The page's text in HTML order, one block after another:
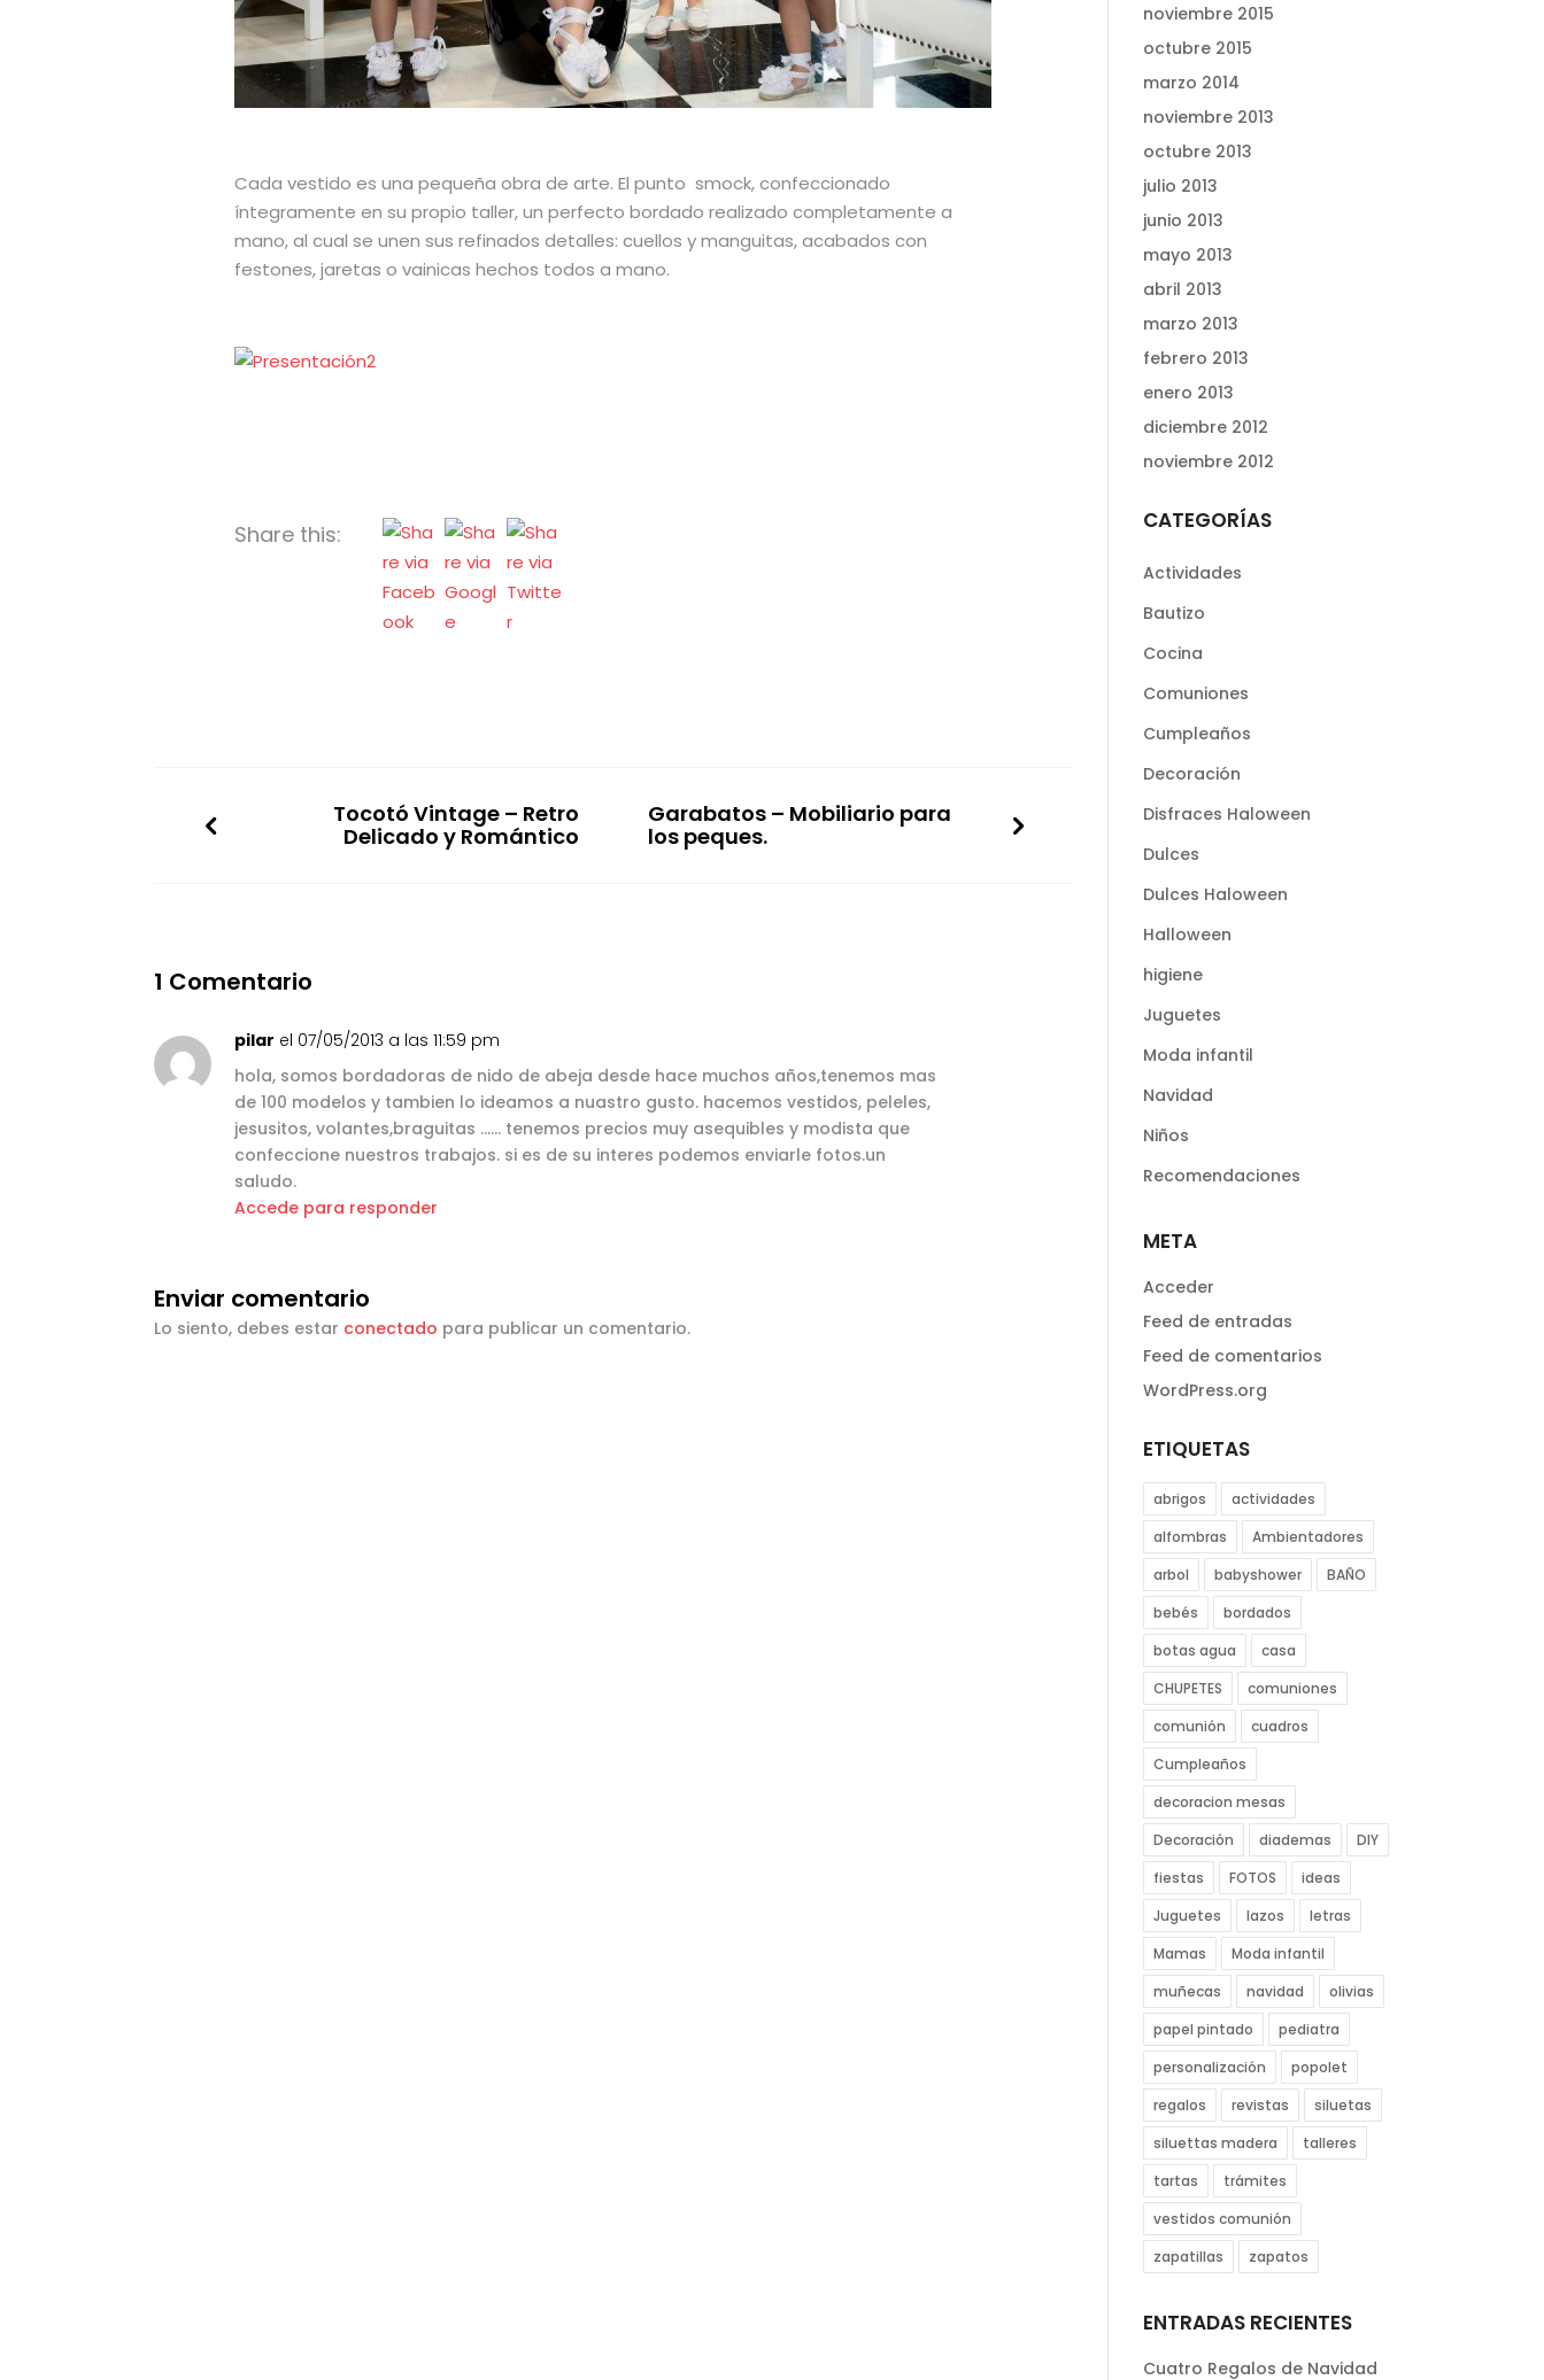
Cada vestido es una pequeña obra de arte. El punto smock, confeccionado
íntegramente en su propio taller, un perfecto bordado realizado completamente a
mano, al cual se unen sus refinados detalles: cuellos y manguitas, acabados con
festones, jaretas o vainicas hechos todos a mano.
Share this:
Tocotó Vintage – Retro
Delicado y Romántico
Garabatos – Mobiliario para
los peques.
1 Comentario
pilar el 07/05/2013 a las 11:59 pm
hola, somos bordadoras de nido de abeja desde hace muchos años,tenemos mas
de 100 modelos y tambien lo ideamos a nuastro gusto. hacemos vestidos, peleles,
jesusitos, volantes,braguitas …… tenemos precios muy asequibles y modista que
confeccione nuestros trabajos. si es de su interes podemos enviarle fotos.un
saludo.
Accede para responder
Enviar comentario
Lo siento, debes estar conectado para publicar un comentario.
noviembre 2015
octubre 2015
marzo 2014
noviembre 2013
octubre 2013
julio 2013
junio 2013
mayo 2013
abril 2013
marzo 2013
febrero 2013
enero 2013
diciembre 2012
noviembre 2012
CATEGORÍAS
Actividades
Bautizo
Cocina
Comuniones
Cumpleaños
Decoración
Disfraces Haloween
Dulces
Dulces Haloween
Halloween
higiene
Juguetes
Moda infantil
Navidad
Niños
Recomendaciones
META
Acceder
Feed de entradas
Feed de comentarios
WordPress.org
ETIQUETAS
abrigos
actividades
alfombras
Ambientadores
arbol
babyshower
BAÑO
bebés
bordados
botas agua
casa
CHUPETES
comuniones
comunión
cuadros
Cumpleaños
decoracion mesas
Decoración
diademas
DIY
fiestas
FOTOS
ideas
Juguetes
lazos
letras
Mamas
Moda infantil
muñecas
navidad
olivias
papel pintado
pediatra
personalización
popolet
regalos
revistas
siluetas
siluettas madera
talleres
tartas
trámites
vestidos comunión
zapatillas
zapatos
ENTRADAS RECIENTES
Cuatro Regalos de Navidad